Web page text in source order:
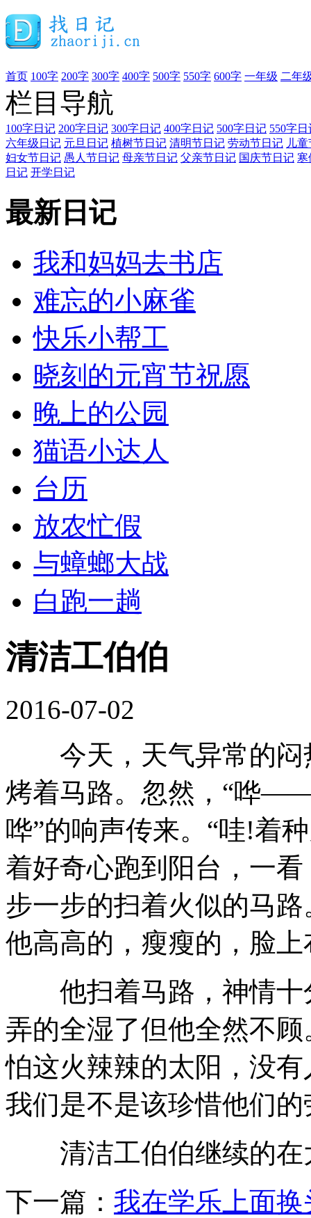
首页 100字 200字 300字 400字 500字 550字 600字 一年级 二年
栏目导航
100字日记 200字日记 300字日记 400字日记 500字日记 550字日
六年级日记 元旦日记 植树节日记 清明节日记 劳动节日记 儿
妇女节日记 愚人节日记 母亲节日记 父亲节日记 国庆节日记 寒
日记 开学日记
最新日记
我和妈妈去书店
难忘的小麻雀
快乐小帮工
晓刻的元宵节祝愿
晚上的公园
猫语小达人
台历
放农忙假
与蟑螂大战
白跑一趟
清洁工伯伯
2016-07-02
今天，天气异常的闷
烤着马路。忽然，
哗”的响声传来。“哇!着
着好奇心跑到阳台，一
步一步的扫着火似的马
他高高的，瘦瘦的，脸
他扫着马路，神情十
弄的全湿了但他全然不
怕这火辣辣的太阳，没
我们是不是该珍惜他们的
清洁工伯伯继续的在
下一篇： 我在学乐上面换